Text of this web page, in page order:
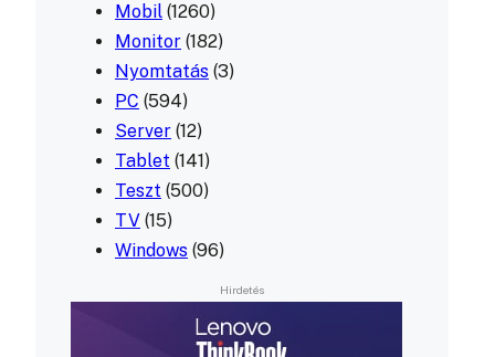
Mobil (1260)
Monitor (182)
Nyomtatás (3)
PC (594)
Server (12)
Tablet (141)
Teszt (500)
TV (15)
Windows (96)